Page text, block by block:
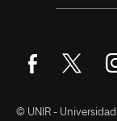
Síguenos en
© UNIR -